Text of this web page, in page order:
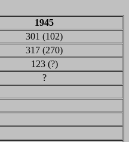
1945
301 (102)
317 (270)
123 (?)
?